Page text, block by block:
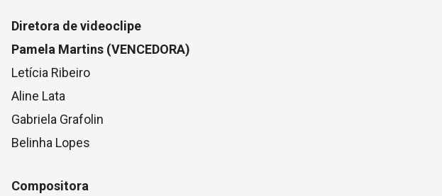
Diretora de videoclipe
Pamela Martins (VENCEDORA)
Letícia Ribeiro
Aline Lata
Gabriela Grafolin
Belinha Lopes
Compositora